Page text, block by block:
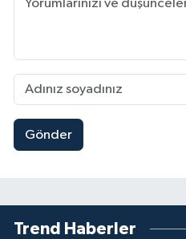
Gönder
Trend Haberler